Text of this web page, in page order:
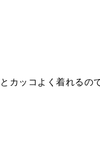
カッコよく着れるの